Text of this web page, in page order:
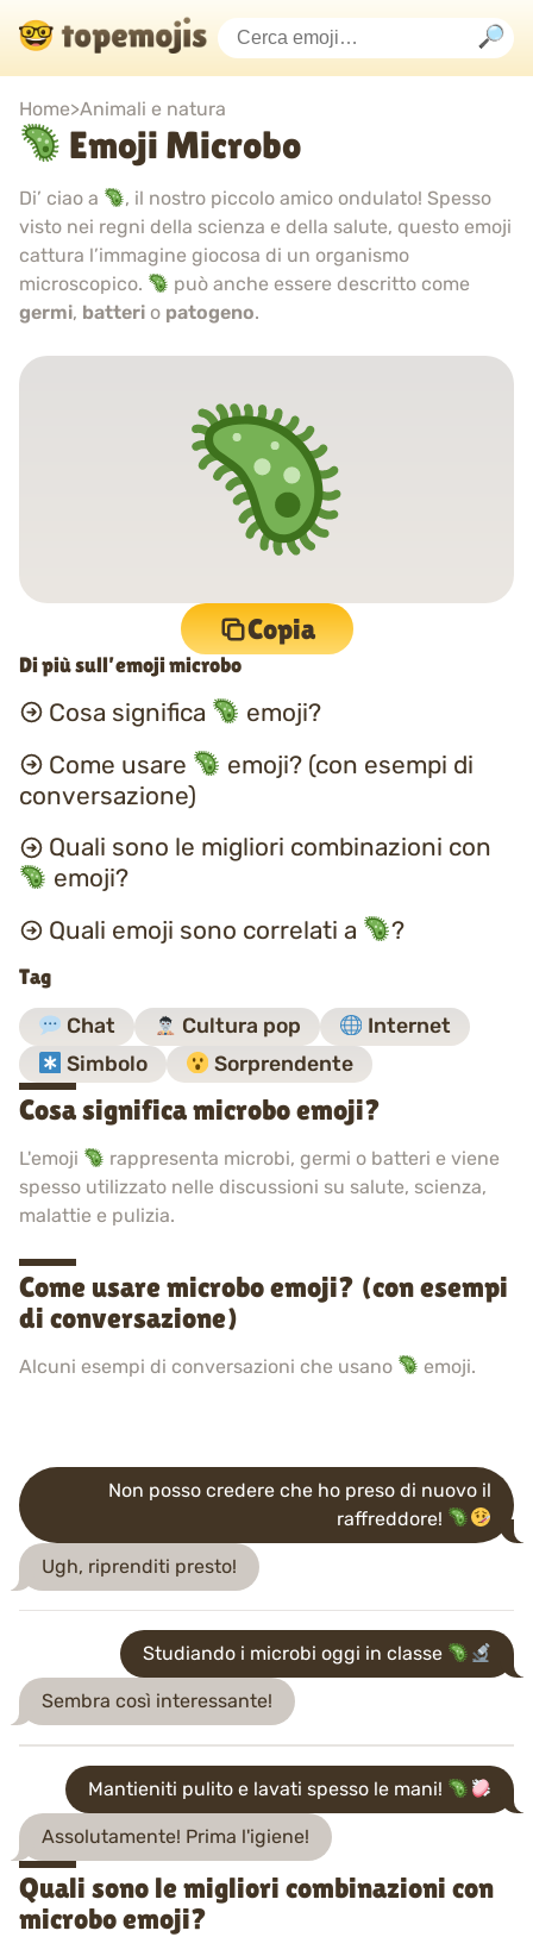
Home>Animali e natura
Emoji Microbo
Di’ ciao a
, il nostro piccolo amico ondulato! Spesso
visto nei regni della scienza e della salute, questo emoji
cattura l’immagine giocosa di un organismo
microscopico.
può anche essere descritto come
germi, batteri o patogeno.
Copia
Di più sull’emoji microbo
Cosa significa
emoji?
Come usare
emoji? (con esempi di
conversazione)
Quali sono le migliori combinazioni con
emoji?
Quali emoji sono correlati a
?
Tag
Chat Cultura pop
Internet
Simbolo
Sorprendente
Cosa significa microbo emoji?
L'emoji
rappresenta microbi, germi o batteri e viene
spesso utilizzato nelle discussioni su salute, scienza,
malattie e pulizia.
Come usare microbo emoji? (con esempi
di conversazione)
Alcuni esempi di conversazioni che usano emoji.
Non posso credere che ho preso di nuovo il
raffreddore!
Ugh, riprenditi presto!
Studiando i microbi oggi in classe
Sembra così interessante!
Mantieniti pulito e lavati spesso le mani!
Assolutamente! Prima l'igiene!
Quali sono le migliori combinazioni con
microbo emoji?